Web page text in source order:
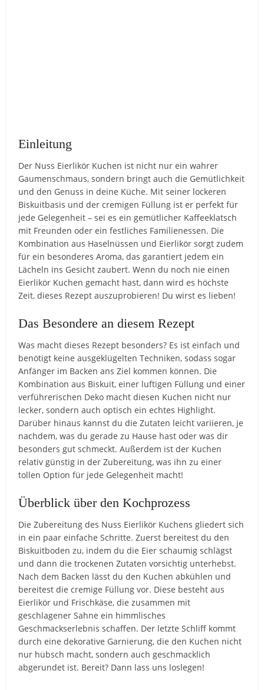
Einleitung
Der Nuss Eierlikör Kuchen ist nicht nur ein wahrer
Gaumenschmaus, sondern bringt auch die Gemütlichkeit
und den Genuss in deine Küche. Mit seiner lockeren
Biskuitbasis und der cremigen Füllung ist er perfekt für
jede Gelegenheit – sei es ein gemütlicher Kaffeeklatsch
mit Freunden oder ein festliches Familienessen. Die
Kombination aus Haselnüssen und Eierlikör sorgt zudem
für ein besonderes Aroma, das garantiert jedem ein
Lächeln ins Gesicht zaubert. Wenn du noch nie einen
Eierlikör Kuchen gemacht hast, dann wird es höchste
Zeit, dieses Rezept auszuprobieren! Du wirst es lieben!
Das Besondere an diesem Rezept
Was macht dieses Rezept besonders? Es ist einfach und
benötigt keine ausgeklügelten Techniken, sodass sogar
Anfänger im Backen ans Ziel kommen können. Die
Kombination aus Biskuit, einer luftigen Füllung und einer
verführerischen Deko macht diesen Kuchen nicht nur
lecker, sondern auch optisch ein echtes Highlight.
Darüber hinaus kannst du die Zutaten leicht variieren, je
nachdem, was du gerade zu Hause hast oder was dir
besonders gut schmeckt. Außerdem ist der Kuchen
relativ günstig in der Zubereitung, was ihn zu einer
tollen Option für jede Gelegenheit macht!
Überblick über den Kochprozess
Die Zubereitung des Nuss Eierlikör Kuchens gliedert sich
in ein paar einfache Schritte. Zuerst bereitest du den
Biskuitboden zu, indem du die Eier schaumig schlägst
und dann die trockenen Zutaten vorsichtig unterhebst.
Nach dem Backen lässt du den Kuchen abkühlen und
bereitest die cremige Füllung vor. Diese besteht aus
Eierlikör und Frischkäse, die zusammen mit
geschlagener Sahne ein himmlisches
Geschmackserlebnis schaffen. Der letzte Schliff kommt
durch eine dekorative Garnierung, die den Kuchen nicht
nur hübsch macht, sondern auch geschmacklich
abgerundet ist. Bereit? Dann lass uns loslegen!